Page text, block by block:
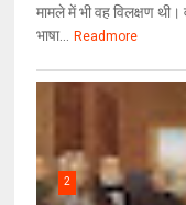
मामले में भी वह विलक्षण
भाषा...
Readmore
2